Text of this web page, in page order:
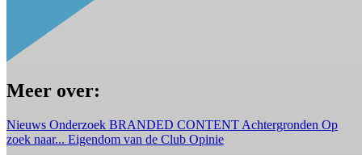
Meer over:
Nieuws Onderzoek BRANDED CONTENT Achtergronden Op
zoek naar... Eigendom van de Club Opinie